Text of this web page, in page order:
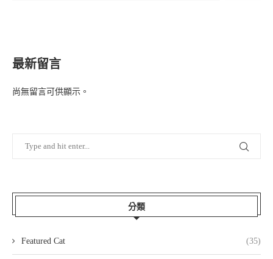
最新留言
尚無留言可供顯示。
分類
Featured Cat (35)